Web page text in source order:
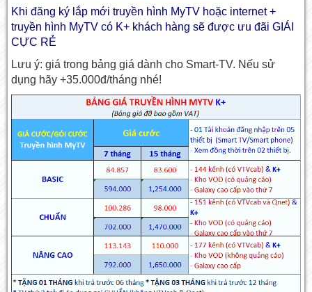
Khi đăng ký lắp mới truyền hình MyTV hoặc internet +
truyền hình MyTV có K+ khách hàng sẽ được ưu đãi GIÁI
CỰC RẺ
Lưu ý: giá trong bảng giá dành cho Smart-TV. Nếu sử
dụng hãy +35.000đ/tháng nhé!